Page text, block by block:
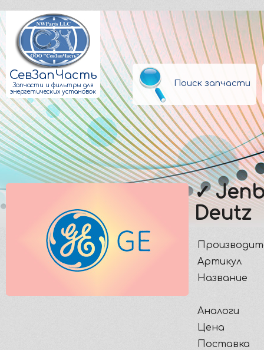
СевЗапЧасть
Запчасти и фильтры для
энергетических установок
Поиск запчасти
✓
Deutz
Артикул
Название
Аналоги
Цена
Поставка